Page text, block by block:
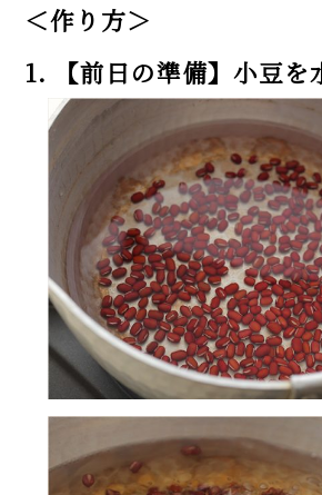
＜作り方＞
1. 【前日の準備】小豆を